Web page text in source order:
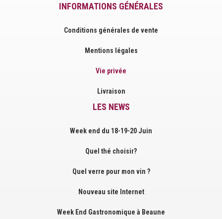
INFORMATIONS GÉNÉRALES
Conditions générales de vente
Mentions légales
Vie privée
Livraison
LES NEWS
Week end du 18-19-20 Juin
Quel thé choisir?
Quel verre pour mon vin ?
Nouveau site Internet
Week End Gastronomique à Beaune